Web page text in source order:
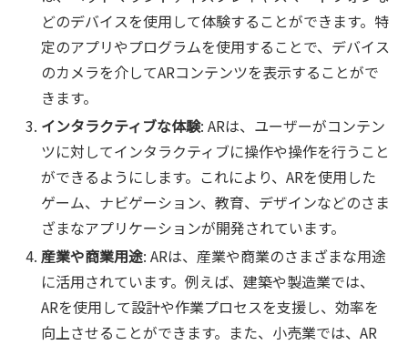
どのデバイスを使用して体験することができます。特
定のアプリやプログラムを使用することで、デバイス
のカメラを介してARコンテンツを表示することがで
きます。
インタラクティブな体験: ARは、ユーザーがコンテン
ツに対してインタラクティブに操作や操作を行うこと
ができるようにします。これにより、ARを使用した
ゲーム、ナビゲーション、教育、デザインなどのさま
ざまなアプリケーションが開発されています。
産業や商業用途: ARは、産業や商業のさまざまな用途
に活用されています。例えば、建築や製造業では、
ARを使用して設計や作業プロセスを支援し、効率を
向上させることができます。また、小売業では、AR